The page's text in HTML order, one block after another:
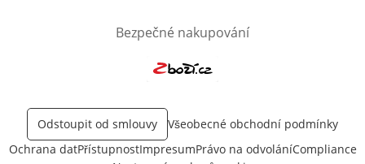
Bezpečné nakupování
Odstoupit od smlouvy
Všeobecné obchodní podmínky
Ochrana datPřístupnostImpresumPrávo na odvoláníCompliance